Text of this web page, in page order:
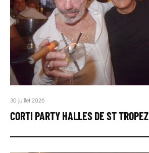
30 juillet 2026
CORTI PARTY HALLES DE ST TROPEZ